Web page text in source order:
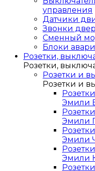
управления
Датчики
Звонки
Сменный
Блоки
Розетки,
Розетки,
Розетки и
Розетки и
Эмили
Эмили
Эмили
Эмили